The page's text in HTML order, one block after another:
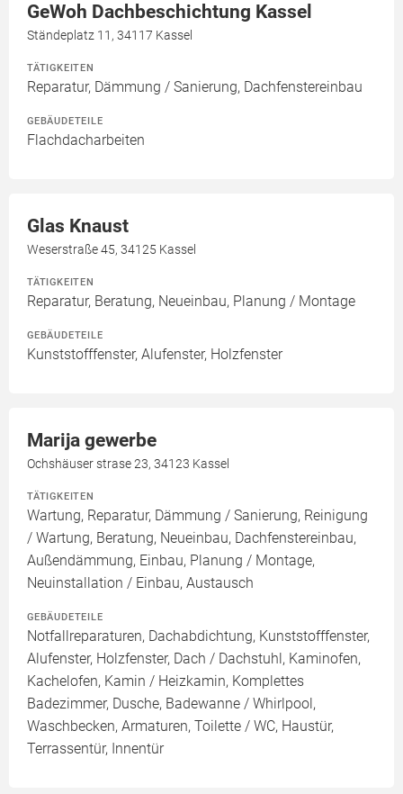
GeWoh Dachbeschichtung Kassel
Ständeplatz 11, 34117 Kassel
TÄTIGKEITEN
Reparatur, Dämmung / Sanierung, Dachfenstereinbau
GEBÄUDETEILE
Flachdacharbeiten
Glas Knaust
Weserstraße 45, 34125 Kassel
TÄTIGKEITEN
Reparatur, Beratung, Neueinbau, Planung / Montage
GEBÄUDETEILE
Kunststofffenster, Alufenster, Holzfenster
Marija gewerbe
Ochshäuser strase 23, 34123 Kassel
TÄTIGKEITEN
Wartung, Reparatur, Dämmung / Sanierung, Reinigung
/ Wartung, Beratung, Neueinbau, Dachfenstereinbau,
Außendämmung, Einbau, Planung / Montage,
Neuinstallation / Einbau, Austausch
GEBÄUDETEILE
Notfallreparaturen, Dachabdichtung, Kunststofffenster,
Alufenster, Holzfenster, Dach / Dachstuhl, Kaminofen,
Kachelofen, Kamin / Heizkamin, Komplettes
Badezimmer, Dusche, Badewanne / Whirlpool,
Waschbecken, Armaturen, Toilette / WC, Haustür,
Terrassentür, Innentür